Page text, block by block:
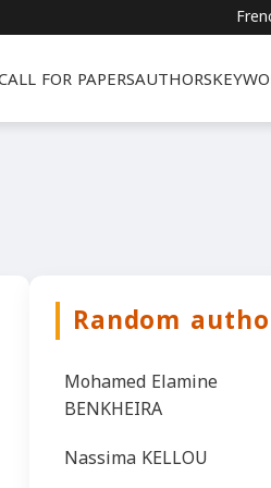
FOR PAPERSAUTHORS
Random
Mohamed Elamine
BENKHEIRA
Nassima KELLOU